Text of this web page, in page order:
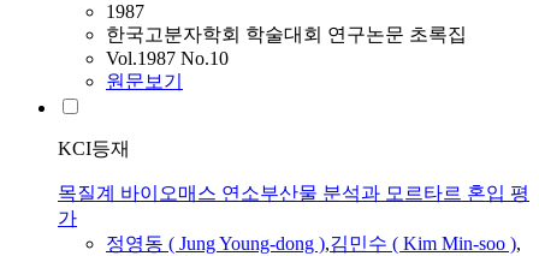
1987
한국고분자학회 학술대회 연구논문 초록집
Vol.1987 No.10
원문보기
KCI등재
목질계 바이오매스 연소부산물 분석과 모르타르 혼입 평
가
정영동 ( Jung Young-dong ),김민수 ( Kim Min-soo ),